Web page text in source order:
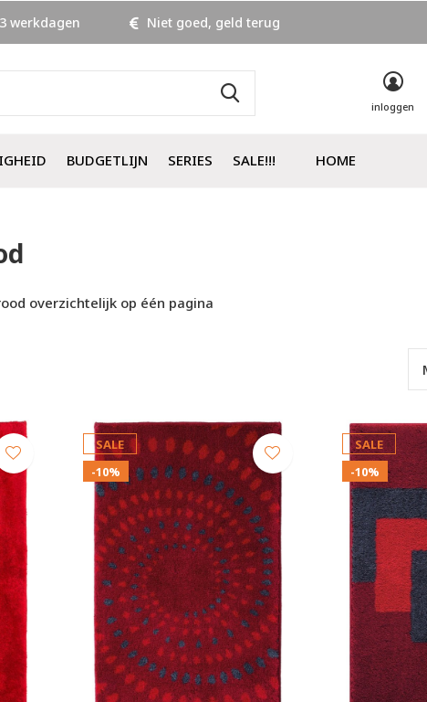
BUDGETLIJN SERIES SALE!!! HOME
inloggen
werkdagen Niet goed, geld terug
overzichtelijk op één pagina
SALE
-10%
SALE
-10%